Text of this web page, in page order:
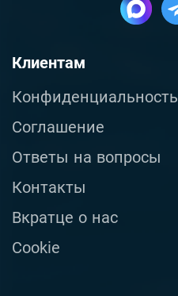
Клиентам
Конфиденциальность
Соглашение
Ответы на вопросы
Контакты
Вкратце о нас
Cookie